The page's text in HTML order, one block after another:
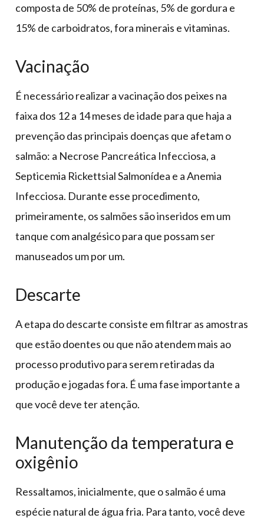
composta de 50% de proteínas, 5% de gordura e
15% de carboidratos, fora minerais e vitaminas.
Vacinação
É necessário realizar a vacinação dos peixes na
faixa dos 12 a 14 meses de idade para que haja a
prevenção das principais doenças que afetam o
salmão: a Necrose Pancreática Infecciosa, a
Septicemia Rickettsial Salmonídea e a Anemia
Infecciosa. Durante esse procedimento,
primeiramente, os salmões são inseridos em um
tanque com analgésico para que possam ser
manuseados um por um.
Descarte
A etapa do descarte consiste em filtrar as amostras
que estão doentes ou que não atendem mais ao
processo produtivo para serem retiradas da
produção e jogadas fora. É uma fase importante a
que você deve ter atenção.
Manutenção da temperatura e
oxigênio
Ressaltamos, inicialmente, que o salmão é uma
espécie natural de água fria. Para tanto, você deve